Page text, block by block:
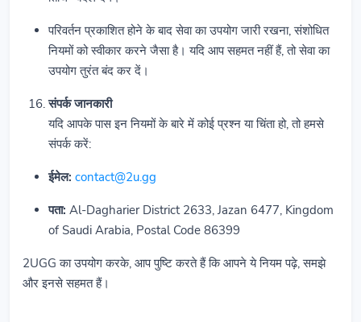
परिवर्तन प्रकाशित होने के बाद सेवा का उपयोग जारी रखना, संशोधित
नियमों को स्वीकार करने जैसा है। यदि आप सहमत नहीं हैं, तो सेवा का
उपयोग तुरंत बंद कर दें।
संपर्क जानकारी
यदि आपके पास इन नियमों के बारे में कोई प्रश्न या चिंता हो, तो हमसे
संपर्क करें:
ईमेल: contact@2u.gg
पता: Al-Dagharier District 2633, Jazan 6477, Kingdom
of Saudi Arabia, Postal Code 86399
2UGG का उपयोग करके, आप पुष्टि करते हैं कि आपने ये नियम पढ़े, समझे
और इनसे सहमत हैं।